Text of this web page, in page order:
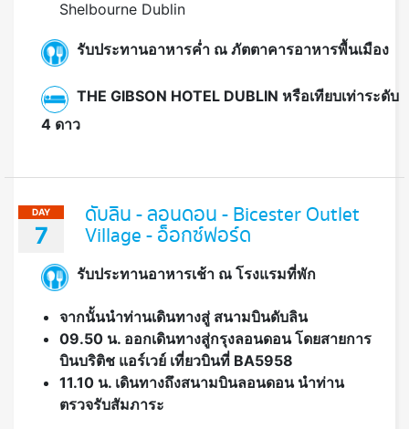
รับประทานอาหารค่ำ ณ ภัตตาคารอาหารพื้นเมือง
THE GIBSON HOTEL DUBLIN หรือเทียบเท่าระดับ
4 ดาว
DAY
7
ดับลิน - ลอนดอน - Bicester Outlet
Village - อ็อกซ์ฟอร์ด
รับประทานอาหารเช้า ณ โรงแรมที่พัก
จากนั้นนำท่านเดินทางสู่ สนามบินดับลิน
09.50 น. ออกเดินทางสู่กรุงลอนดอน โดยสายการ
บินบริติช แอร์เวย์ เที่ยวบินที่ BA5958
11.10 น. เดินทางถึงสนามบินลอนดอน นำท่าน
ตรวจรับสัมภาระ